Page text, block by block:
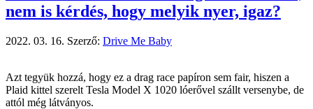
nem is kérdés, hogy melyik nyer, igaz?
2022. 03. 16. Szerző: Drive Me Baby
Azt tegyük hozzá, hogy ez a drag race papíron sem fair, hiszen a
Plaid kittel szerelt Tesla Model X 1020 lóerővel szállt versenybe, de
attól még látványos.